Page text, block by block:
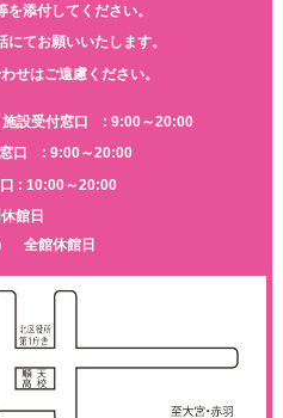
を添付してください。
てお願いいたします。
せはご遠慮ください。
施設受付窓口 : 9:00～20:00
窓口 : 9:00～20:00
: 10:00～20:00
館日
全館休館日